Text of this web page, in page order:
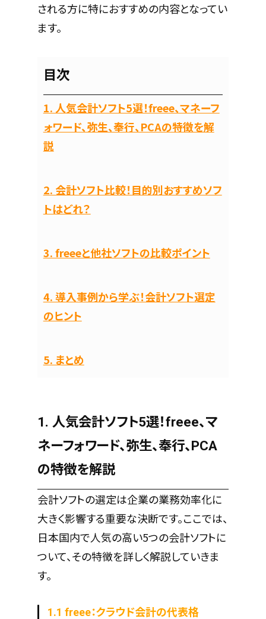
される方に特におすすめの内容となってい
ます。
目次
1. 人気会計ソフト5選！freee、マネーフ
ォワード、弥生、奉行、PCAの特徴を解
説
2. 会計ソフト比較！目的別おすすめソフ
トはどれ？
3. freeeと他社ソフトの比較ポイント
4. 導入事例から学ぶ！会計ソフト選定
のヒント
5. まとめ
1. 人気会計ソフト5選！freee、マ
ネーフォワード、弥生、奉行、PCA
の特徴を解説
会計ソフトの選定は企業の業務効率化に
大きく影響する重要な決断です。ここでは、
日本国内で人気の高い5つの会計ソフトに
ついて、その特徴を詳しく解説していきま
す。
1.1 freee：クラウド会計の代表格